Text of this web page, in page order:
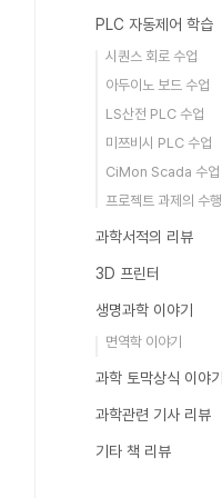
PLC 자동제어 학습
시퀀스 회로 수업
아두이노 보드 수업
LS산전 PLC 수업
미쯔비시 PLC 수업
CiMon Scada 수업
프로젝트 과제의 수행
과학서적의 리뷰
3D 프린터
생명과학 이야기
면역학 이야기
과학 토막상식 이야기
과학관련 기사 리뷰
기타 책 리뷰